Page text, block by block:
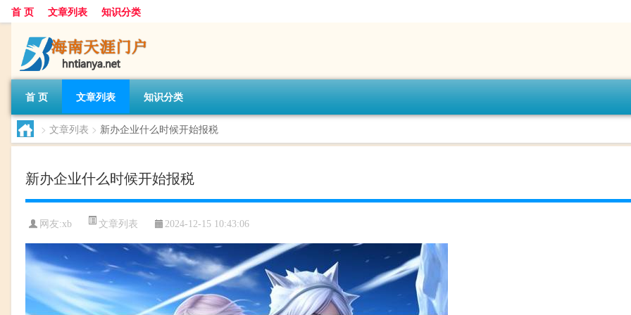
首 页 文章列表 知识分类
首 页 文章列表 知识分类
> 文章列表 > 新办企业什么时候开始报税
新办企业什么时候开始报税
网友:xb 文章列表 2024-12-15 10:43:06